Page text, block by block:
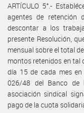
ARTÍCULO 5°.-
agentes de retención
descontar a los
presente Resolución,
mensual sobre el total
montos retenidos en tal
día 15 de cada mes en
026/48 del Banco de
asociación sindical
pago de la cuota